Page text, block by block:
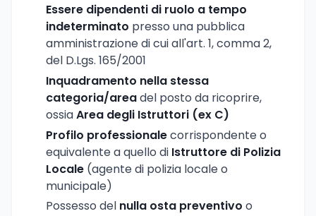
Essere dipendenti di ruolo a tempo
indeterminato presso una pubblica
amministrazione di cui all'art. 1, comma 2,
del D.Lgs. 165/2001
Inquadramento nella stessa
categoria/areadel posto da ricoprire,
ossiaArea degli Istruttori (ex C)
Profilo professionalecorrispondente o
equivalente a quello di Istruttore di Polizia
Locale (agente di polizia locale o
municipale)
Possesso del nulla osta preventivo o